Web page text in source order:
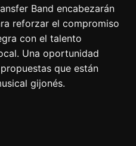
Band encabezarán
reforzar el compromiso
con el talento
Una oportunidad
que están
gijonés.